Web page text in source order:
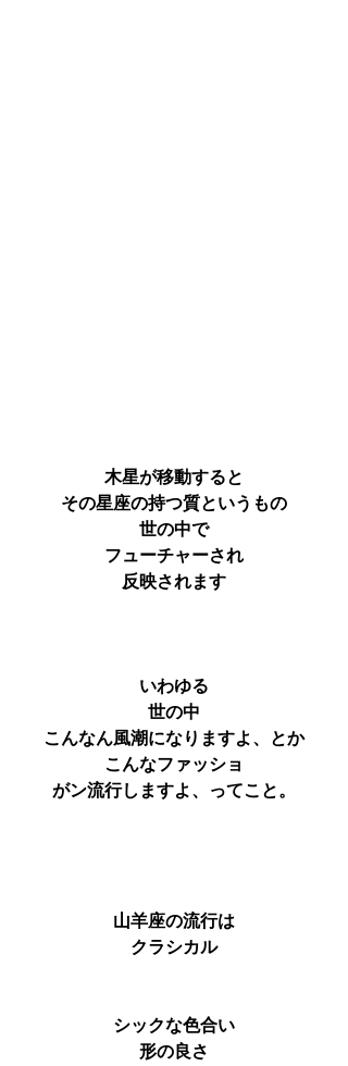
木星が移動すると
その星座の持つ質というもの
世の中で
フューチャーされ
反映されます
いわゆる
世の中
こんなん風潮になりますよ、とか
こんなファッショ
がン流行しますよ、ってこと。
山羊座の流行は
クラシカル
シックな色合い
形の良さ